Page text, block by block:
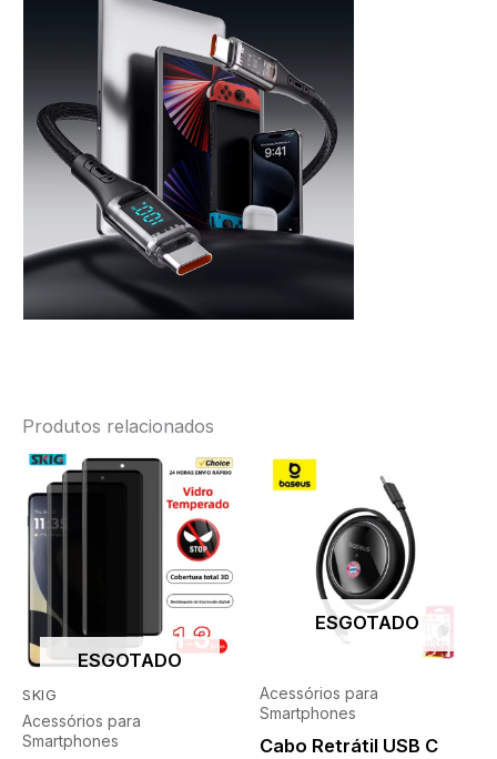
Produtos relacionados
SKIG
ESGOTADO
Acessórios para
Smartphones
ESGOTADO
Acessórios para
Smartphones
Cabo Retrátil USB C